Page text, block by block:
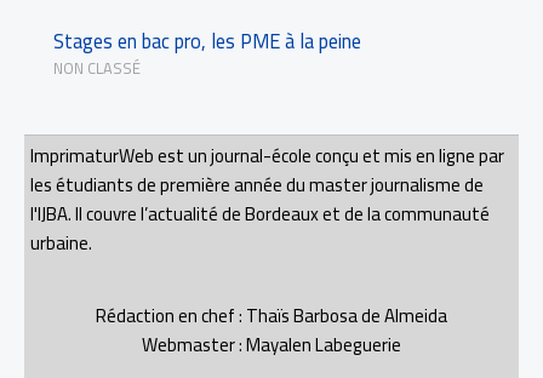
Stages en bac pro, les PME à la peine
NON CLASSÉ
ImprimaturWeb est un journal-école conçu et mis en ligne par
les étudiants de première année du master journalisme de
l'IJBA. Il couvre l’actualité de Bordeaux et de la communauté
urbaine.
Rédaction en chef : Thaïs Barbosa de Almeida
Webmaster : Mayalen Labeguerie